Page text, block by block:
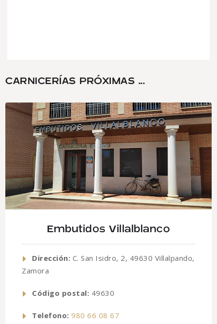
CARNICERÍAS PRÓXIMAS ...
Embutidos Villalblanco
Dirección: C. San Isidro, 2, 49630 Villalpando,
Zamora
Código postal: 49630
Telefono: 980 66 08 67